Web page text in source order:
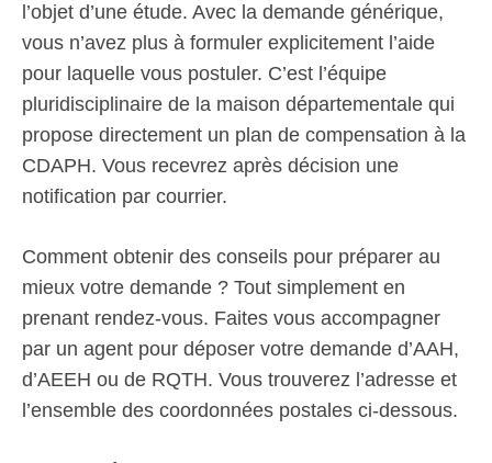
l’objet d’une étude. Avec la demande générique,
vous n’avez plus à formuler explicitement l’aide
pour laquelle vous postuler. C’est l’équipe
pluridisciplinaire de la maison départementale qui
propose directement un plan de compensation à la
CDAPH. Vous recevrez après décision une
notification par courrier.
Comment obtenir des conseils pour préparer au
mieux votre demande ? Tout simplement en
prenant rendez-vous. Faites vous accompagner
par un agent pour déposer votre demande d’AAH,
d’AEEH ou de RQTH. Vous trouverez l’adresse et
l’ensemble des coordonnées postales ci-dessous.